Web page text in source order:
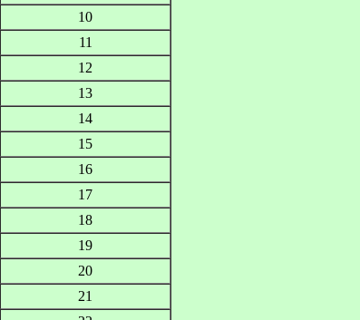
10
11
12
13
14
15
16
17
18
19
20
21